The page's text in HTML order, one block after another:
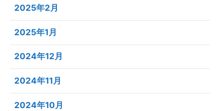
2025年2月
2025年1月
2024年12月
2024年11月
2024年10月